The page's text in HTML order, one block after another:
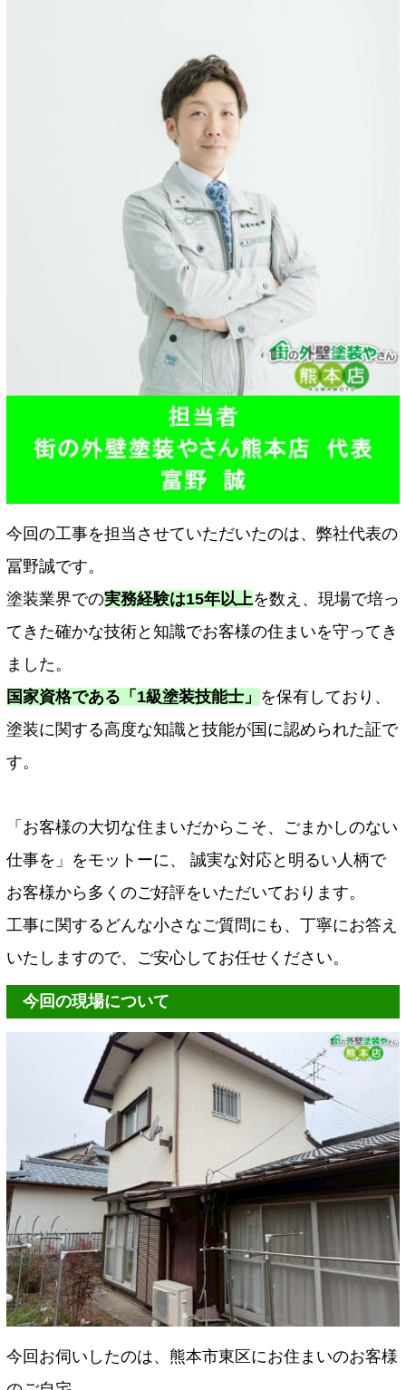
今回の工事を担当させていただいたのは、弊社代表の
冨野誠です。
塗装業界での実務経験は15年以上を数え、現場で培っ
てきた確かな技術と知識でお客様の住まいを守ってき
ました。
国家資格である「1級塗装技能士」 を保有しており、
塗装に関する高度な知識と技能が国に認められた証で
す。
「お客様の大切な住まいだからこそ、ごまかしのない
仕事を」をモットーに、 誠実な対応と明るい人柄で
お客様から多くのご好評をいただいております。
工事に関するどんな小さなご質問にも、丁寧にお答え
いたしますので、ご安心してお任せください。
今回の現場について
今回お伺いしたのは、熊本市東区にお住まいのお客様